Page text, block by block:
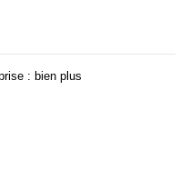
: bien plus